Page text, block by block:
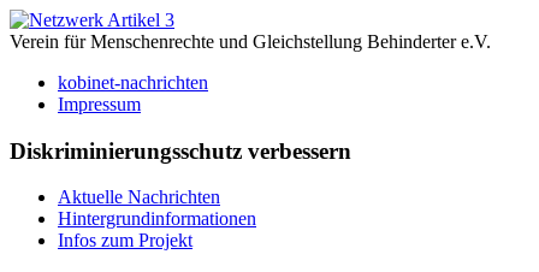
Verein für Menschenrechte und Gleichstellung Behinderter e.V.
kobinet-nachrichten
Impressum
Diskriminierungsschutz verbessern
Aktuelle Nachrichten
Hintergrundinformationen
Infos zum Projekt